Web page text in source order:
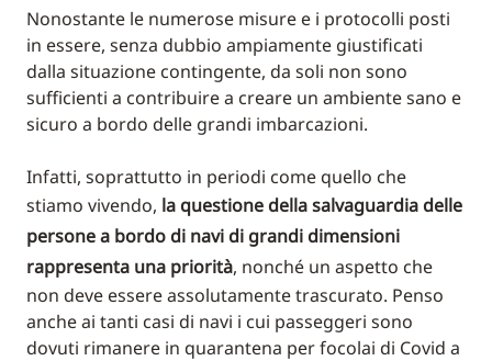
Nonostante le numerose misure e i protocolli posti
in essere, senza dubbio ampiamente giustificati
dalla situazione contingente, da soli non sono
sufficienti a contribuire a creare un ambiente sano e
sicuro a bordo delle grandi imbarcazioni.
Infatti, soprattutto in periodi come quello che
stiamo vivendo, la questione della salvaguardia delle
persone a bordo di navi di grandi dimensioni
rappresenta una priorità, nonché un aspetto che
non deve essere assolutamente trascurato. Penso
anche ai tanti casi di navi i cui passeggeri sono
dovuti rimanere in quarantena per focolai di Covid a